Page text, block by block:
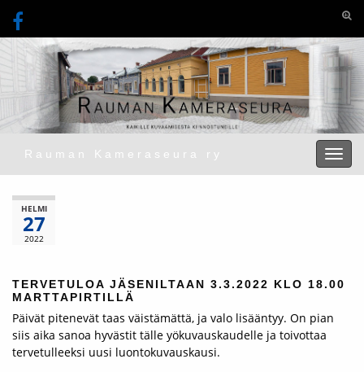
Rauman Kameraseura ry
HELMI
27
2022
TERVETULOA JÄSENILTAAN 3.3.2022 KLO 18.00
MARTTAPIRTILLÄ
Päivät pitenevät taas väistämättä, ja valo lisääntyy. On pian
siis aika sanoa hyvästit tälle yökuvauskaudelle ja toivottaa
tervetulleeksi uusi luontokuvauskausi.